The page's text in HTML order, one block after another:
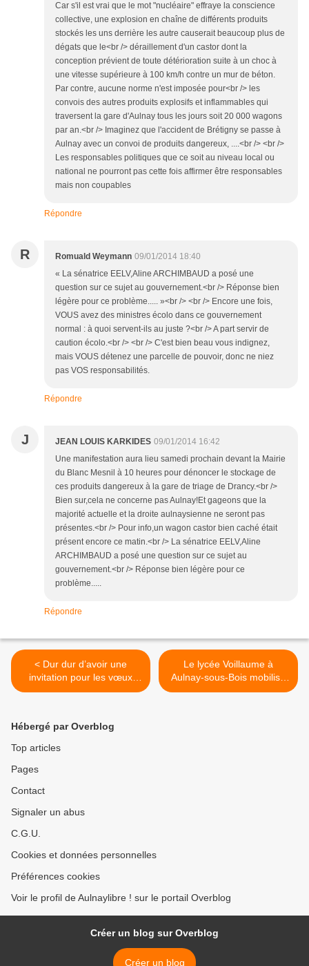
Car s'il est vrai que le mot "nucléaire" effraye la conscience
collective, une explosion en chaîne de différents produits
stockés les uns derrière les autre causerait beaucoup plus de
dégats que le<br /> déraillement d'un castor dont la
conception prévient de toute détérioration suite à un choc à
une vitesse supérieure à 100 km/h contre un mur de béton.
Par contre, aucune norme n'est imposée pour<br /> les
convois des autres produits explosifs et inflammables qui
traversent la gare d'Aulnay tous les jours soit 20 000 wagons
par an.<br /> Imaginez que l'accident de Brétigny se passe à
Aulnay avec un convoi de produits dangereux, ....<br /> <br />
Les responsables politiques que ce soit au niveau local ou
national ne pourront pas cette fois affirmer être responsables
mais non coupables
Répondre
R Romuald Weymann 09/01/2014 18:40
« La sénatrice EELV,Aline ARCHIMBAUD a posé une
question sur ce sujet au gouvernement.<br /> Réponse bien
légère pour ce problème..... »<br /> <br /> Encore une fois,
VOUS avez des ministres écolo dans ce gouvernement
normal : à quoi servent-ils au juste ?<br /> A part servir de
caution écolo.<br /> <br /> C'est bien beau vous indignez,
mais VOUS détenez une parcelle de pouvoir, donc ne niez
pas VOS responsabilités.
Répondre
J JEAN LOUIS KARKIDES 09/01/2014 16:42
Une manifestation aura lieu samedi prochain devant la Mairie
du Blanc Mesnil à 10 heures pour dénoncer le stockage de
ces produits dangereux à la gare de triage de Drancy.<br />
Bien sur,cela ne concerne pas Aulnay!Et gageons que la
majorité actuelle et la droite aulnaysienne ne seront pas
présentes.<br /> Pour info,un wagon castor bien caché était
présent encore ce matin.<br /> La sénatrice EELV,Aline
ARCHIMBAUD a posé une question sur ce sujet au
gouvernement.<br /> Réponse bien légère pour ce
problème.....
Répondre
< Dur dur d’avoir une
invitation pour les vœux
2014 du maire sortant
Le lycée Voillaume à
Aulnay-sous-Bois mobilisé
contre les violences au
Hébergé par Overblog
Top articles
Pages
Contact
Signaler un abus
C.G.U.
Cookies et données personnelles
Préférences cookies
Voir le profil de Aulnaylibre ! sur le portail Overblog
Créer un blog sur Overblog
Créer un blog